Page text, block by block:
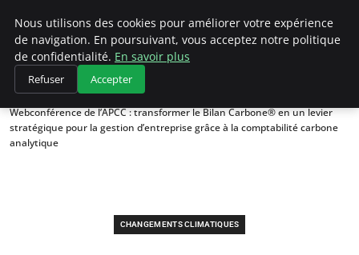
Climategatecountryclub.com
Accueil
Changements climatiques
Webconférence de l’APCC : transformer le Bilan Carbone® en un levier
stratégique pour la gestion d’entreprise grâce à la comptabilité carbone
analytique
CHANGEMENTS CLIMATIQUES
Nous utilisons des cookies pour améliorer votre expérience
de navigation. En poursuivant, vous acceptez notre politique
de confidentialité. En savoir plus
Refuser Accepter